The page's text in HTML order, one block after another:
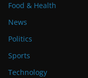
Food & Health
News
Politics
Sports
Technology